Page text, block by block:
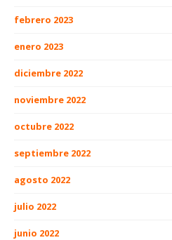
febrero 2023
enero 2023
diciembre 2022
noviembre 2022
octubre 2022
septiembre 2022
agosto 2022
julio 2022
junio 2022